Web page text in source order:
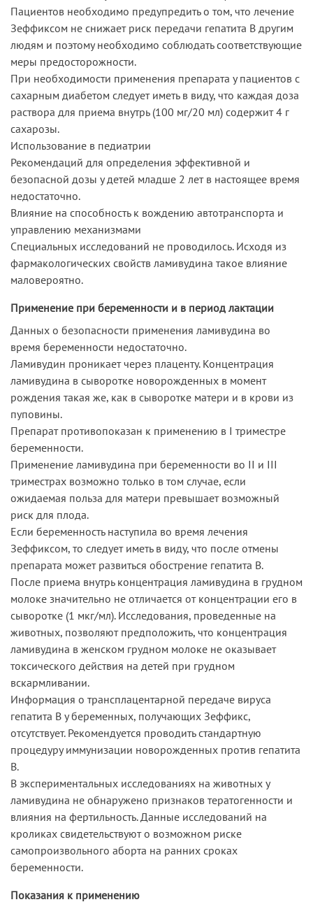
Пациентов необходимо предупредить о том, что лечение
Зеффиксом не снижает риск передачи гепатита В другим
людям и поэтому необходимо соблюдать соответствующие
меры предосторожности.
При необходимости применения препарата у пациентов с
сахарным диабетом следует иметь в виду, что каждая доза
раствора для приема внутрь (100 мг/20 мл) содержит 4 г
сахарозы.
Использование в педиатрии
Рекомендаций для определения эффективной и
безопасной дозы у детей младше 2 лет в настоящее время
недостаточно.
Влияние на способность к вождению автотранспорта и
управлению механизмами
Специальных исследований не проводилось. Исходя из
фармакологических свойств ламивудина такое влияние
маловероятно.
Применение при беременности и в период лактации
Данных о безопасности применения ламивудина во
время беременности недостаточно.
Ламивудин проникает через плаценту. Концентрация
ламивудина в сыворотке новорожденных в момент
рождения такая же, как в сыворотке матери и в крови из
пуповины.
Препарат противопоказан к применению в I триместре
беременности.
Применение ламивудина при беременности во II и III
триместрах возможно только в том случае, если
ожидаемая польза для матери превышает возможный
риск для плода.
Если беременность наступила во время лечения
Зеффиксом, то следует иметь в виду, что после отмены
препарата может развиться обострение гепатита В.
После приема внутрь концентрация ламивудина в грудном
молоке значительно не отличается от концентрации его в
сыворотке (1 мкг/мл). Исследования, проведенные на
животных, позволяют предположить, что концентрация
ламивудина в женском грудном молоке не оказывает
токсического действия на детей при грудном
вскармливании.
Информация о трансплацентарной передаче вируса
гепатита В у беременных, получающих Зеффикс,
отсутствует. Рекомендуется проводить стандартную
процедуру иммунизации новорожденных против гепатита
В.
В экспериментальных исследованиях на животных у
ламивудина не обнаружено признаков тератогенности и
влияния на фертильность. Данные исследований на
кроликах свидетельствуют о возможном риске
самопроизвольного аборта на ранних сроках
беременности.
Показания к применению